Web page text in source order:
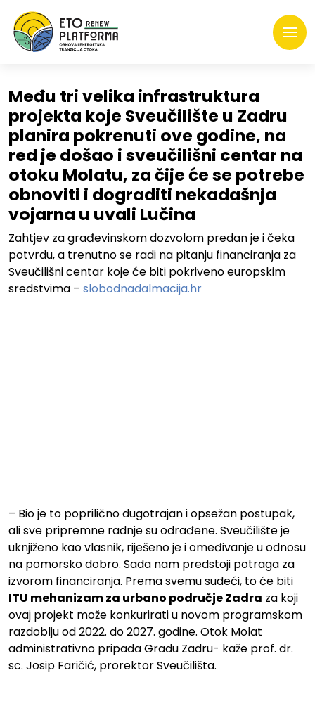
Među tri velika infrastruktura
projekta koje Sveučilište u Zadru
planira pokrenuti ove godine, na
red je došao i sveučilišni centar na
otoku Molatu, za čije će se potrebe
obnoviti i dograditi nekadašnja
vojarna u uvali Lučina
Zahtjev za građevinskom dozvolom predan je i čeka
potvrdu, a trenutno se radi na pitanju financiranja za
Sveučilišni centar koje će biti pokriveno europskim
sredstvima – slobodnadalmacija.hr
– Bio je to poprilično dugotrajan i opsežan postupak,
ali sve pripremne radnje su odrađene. Sveučilište je
uknjiženo kao vlasnik, riješeno je i omeđivanje u odnosu
na pomorsko dobro. Sada nam predstoji potraga za
izvorom financiranja. Prema svemu sudeći, to će biti
ITU mehanizam za urbano područje Zadra za koji
ovaj projekt može konkurirati u novom programskom
razdoblju od 2022. do 2027. godine. Otok Molat
administrativno pripada Gradu Zadru- kaže prof. dr.
sc. Josip Faričić, prorektor Sveučilišta.